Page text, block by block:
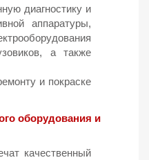
диагностику и
аппаратуры,
а также
и покраске
оборудования и
качественный